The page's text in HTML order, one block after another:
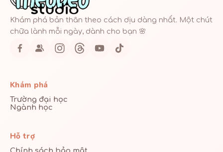
Khám phá bản thân theo cách dịu dàng nhất. Một chút
chữa lành mỗi ngày, dành cho bạn 🌸
Khám phá
Trường đại học
Ngành học
Hỗ trợ